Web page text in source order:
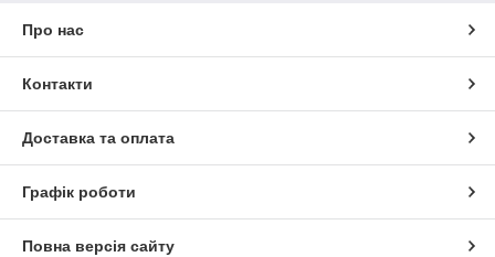
Про нас
Контакти
Доставка та оплата
Графік роботи
Повна версія сайту